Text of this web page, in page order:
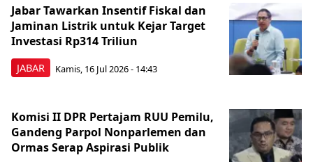
JABAR
Jabar Tawarkan Insentif Fiskal dan
Jaminan Listrik untuk Kejar Target
Investasi Rp314 Triliun
Kamis, 16 Jul 2026 - 14:43
Komisi II DPR Pertajam RUU Pemilu,
Gandeng Parpol Nonparlemen dan
Ormas Serap Aspirasi Publik